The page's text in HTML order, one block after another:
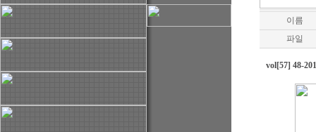
이름
파일
vol[57] 48-